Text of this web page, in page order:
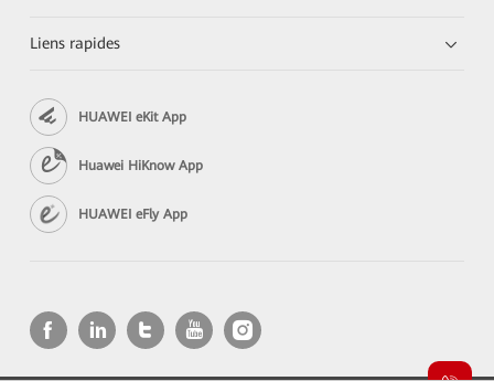
Liens rapides
HUAWEI eKit App
Huawei HiKnow App
HUAWEI eFly App